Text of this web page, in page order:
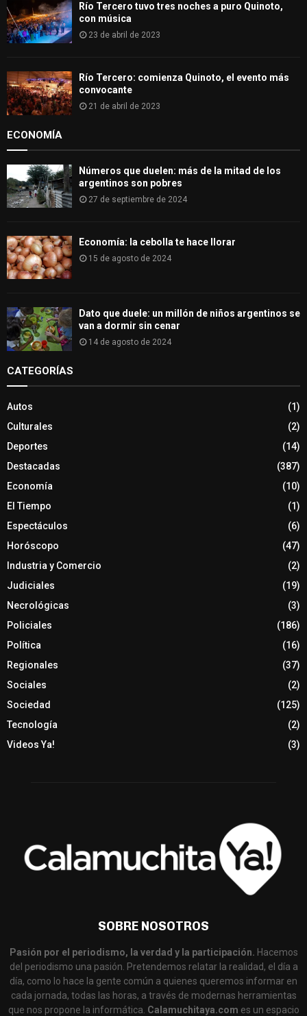
Río Tercero tuvo tres noches a puro Quinoto,
con música
23 de abril de 2023
Río Tercero: comienza Quinoto, el evento más
convocante
21 de abril de 2023
ECONOMÍA
Números que duelen: más de la mitad de los
argentinos son pobres
27 de septiembre de 2024
Economía: la cebolla te hace llorar
15 de agosto de 2024
Dato que duele: un millón de niños argentinos se
van a dormir sin cenar
14 de agosto de 2024
CATEGORÍAS
Autos
(1)
Culturales
(2)
Deportes
(14)
Destacadas
(387)
Economía
(10)
El Tiempo
(1)
Espectáculos
(6)
Horóscopo
(47)
Industria y Comercio
(2)
Judiciales
(19)
Necrológicas
(3)
Policiales
(186)
Política
(16)
Regionales
(37)
Sociales
(2)
Sociedad
(125)
Tecnología
(2)
Videos Ya!
(3)
SOBRE NOSOTROS
Pasión por el periodismo, la verdad y la participación. Hacemos
del periodismo una pasión. Pretendemos relatar la realidad, el día a
día, como lo hace la gente común a quienes queremos informar en
cada jornada, todas las horas, a través de modernas herramientas
que nos propone la informática. Calamuchitaya.com es un espacio